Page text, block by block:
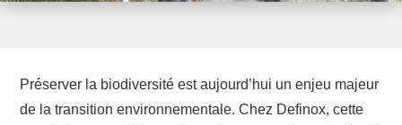
Préserver la biodiversité est aujourd’hui un enjeu majeur
de la transition environnementale. Chez Definox, cette